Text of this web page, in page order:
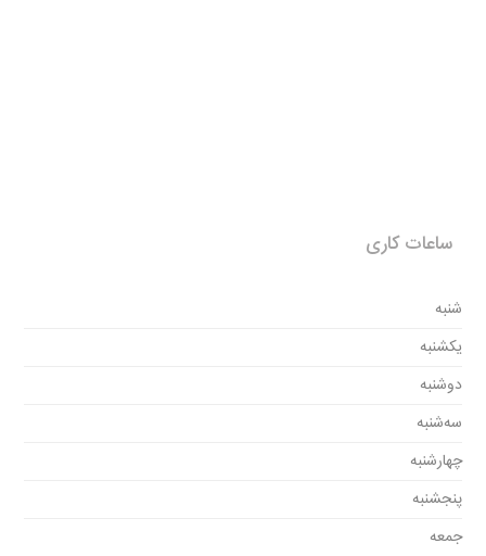
ساعات کاری
شنبه
یکشنبه
دوشنبه
سه‌شنبه
چهارشنبه
پنجشنبه
جمعه